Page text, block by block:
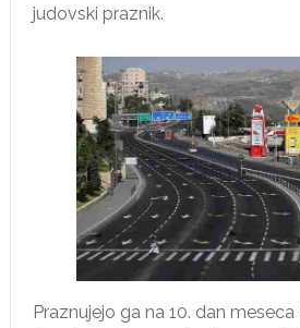
judovski praznik.
Praznujejo ga na 10. dan meseca